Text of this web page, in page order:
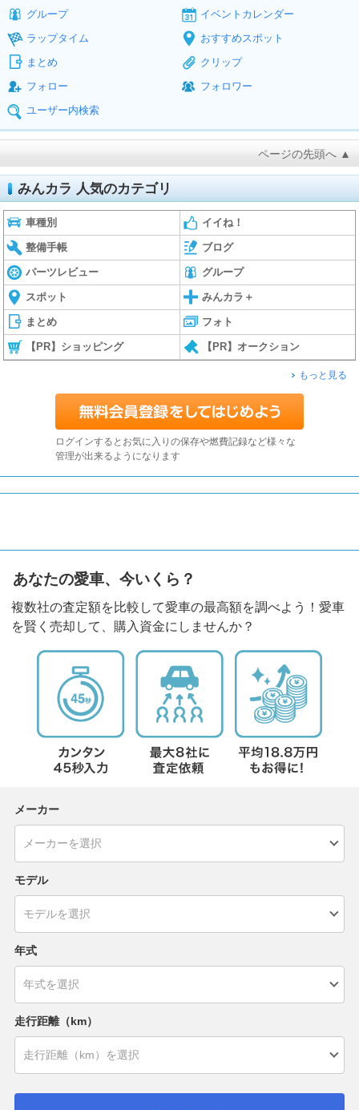
グループ
イベントカレンダー
ラップタイム
おすすめスポット
まとめ
クリップ
フォロー
フォロワー
ユーザー内検索
ページの先頭へ ▲
みんカラ 人気のカテゴリ
車種別 イイね！
整備手帳 ブログ
パーツレビュー グループ
スポット みんカラ＋
まとめ フォト
【PR】ショッピング 【PR】オークション
もっと見る
ログインするとお気に入りの保存や燃費記録など様々な
管理が出来るようになります
あなたの愛車、今いくら？
複数社の査定額を比較して愛車の最高額を調べよう！愛車
を賢く売却して、購入資金にしませんか？
メーカー
モデル
年式
走行距離（km）